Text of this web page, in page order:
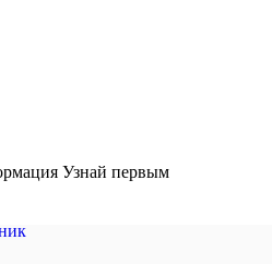
Узнай первым